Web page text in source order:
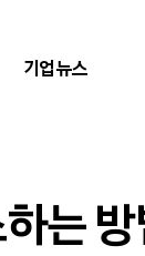
기업뉴스
는